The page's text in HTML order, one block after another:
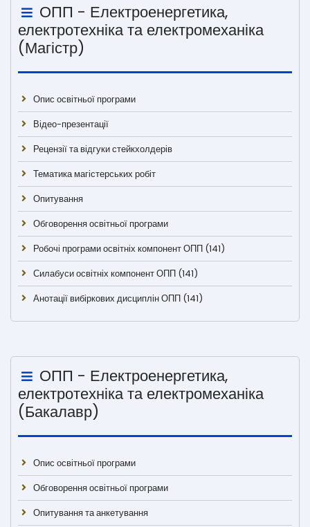
ОПП - Електроенергетика,
електротехніка та електромеханіка
(Магістр)
Опис освітньої програми
Відео-презентації
Рецензії та відгуки стейкхолдерів
Тематика магістерських робіт
Опитування
Обговорення освітньої програми
Робочі програми освітніх компонент ОПП (141)
Силабуси освітніх компонент ОПП (141)
Анотації вибіркових дисциплін ОПП (141)
ОПП - Електроенергетика,
електротехніка та електромеханіка
(Бакалавр)
Опис освітньої програми
Обговорення освітньої програми
Опитування та анкетування